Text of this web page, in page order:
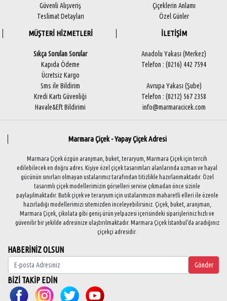
Güvenli Alışveriş
Teslimat Detayları
Çiçeklerin Anlamı
Özel Günler
MÜŞTERİ HİZMETLERİ
Sıkça Sorulan Sorular
Kapıda Ödeme
Ücretsiz Kargo
Sms ile Bildirim
Kredi Kartı Güvenliği
Havale&Eft Bildirimi
İLETİŞİM
Anadolu Yakası (Merkez)
Telefon : (0216) 442 7594
Avrupa Yakası (Şube)
Telefon : (0212) 567 2358
info@marmaracicek.com
Marmara Çiçek - Yapay Çiçek Adresi
Marmara Çiçek özgün aranjman, buket, teraryum, Marmara Çiçek için tercih
edilebilecek en doğru adres. Kişiye özel çiçek tasarımları alanlarında uzman ve hayal
gücünün sınırları olmayan ustalarımız tarafından titizlikle hazırlanmaktadır. Özel
tasarımlı çiçek modellerimizin görselleri servise çıkmadan önce sizinle
paylaşılmaktadır. Butik çiçek ve teraryum için ustalarımızın maharetli elleri ile özenle
hazırladığı modellerimizi sitemizden inceleyebilirsiniz. Çiçek, buket, aranjman,
Marmara Çiçek, çikolata gibi geniş ürün yelpazesi içerisindeki siparişleriniz hızlı ve
güvenilir bir şekilde adresinize ulaştırılmaktadır. Marmara Çiçek İstanbul'da aradığınız
çiçekçi adresidir.
HABERİNİZ OLSUN
Gönder
BİZİ TAKİP EDİN